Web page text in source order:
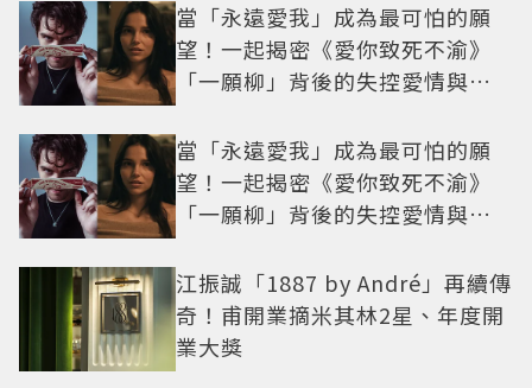
當「永遠愛我」成為最可怕的願
望！一起揭密《愛你致死不渝》
「一願柳」背後的失控愛情與爆
當「永遠愛我」成為最可怕的願
望！一起揭密《愛你致死不渝》
「一願柳」背後的失控愛情與爆
江振誠「1887 by André」再續傳
奇！甫開業摘米其林2星、年度開
業大獎